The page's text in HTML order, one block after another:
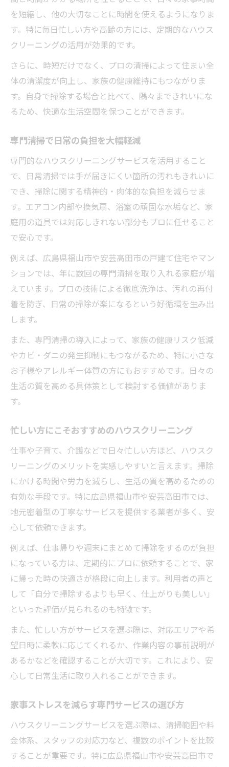
を短縮し、他の大切なことに時間を使えるようになりま
す。特に毎日忙しい方や高齢の方には、定期的なハウス
クリーニングの活用が効果的です。
さらに、時短だけでなく、プロの清掃によって住まい全
体の清潔度が向上し、家族の健康維持にもつながりま
す。自身で掃除する場合と比べて、隅々まできれいにな
るため、快適な生活空間を保つことができます。
専門清掃で日常の負担を大幅軽減
専門的なハウスクリーニングサービスを活用すること
で、日常清掃では手が届きにくい箇所の汚れもきれいに
でき、掃除に関する精神的・肉体的な負担を減らせま
す。エアコン内部や換気扇、浴室の頑固な水垢など、家
庭用の道具では対応しきれない部分もプロに任せること
で安心です。
例えば、広島県福山市や安芸高田市の戸建て住宅やマン
ションでは、年に数回の専門清掃を取り入れる家庭が増
えています。プロの技術による徹底洗浄は、汚れの再付
着を防ぎ、日常の掃除が楽になるという好循環を生み出
します。
また、専門清掃の導入によって、家族の健康リスク低減
やカビ・ダニの発生抑制にもつながるため、特に小さな
お子様やアレルギー体質の方にもおすすめです。日々の
生活の質を高める具体策として検討する価値がありま
す。
忙しい方にこそおすすめのハウスクリーニング
仕事や子育て、介護などで日々忙しい方ほど、ハウスク
リーニングのメリットを実感しやすいと言えます。掃除
にかける時間や労力を減らし、生活の質を高めるための
有効な手段です。特に広島県福山市や安芸高田市では、
地元密着型の丁寧なサービスを提供する業者が多く、安
心して依頼できます。
例えば、仕事帰りや週末にまとめて掃除をするのが負担
になっている方は、定期的にプロに依頼することで、家
に帰った時の快適さが格段に向上します。利用者の声と
して「自分で掃除するよりも早く、仕上がりも美しい」
といった評価が見られるのも特徴です。
また、忙しい方がサービスを選ぶ際は、対応エリアや希
望日時に柔軟に応じてくれるか、作業内容の事前説明が
あるかなどを確認することが大切です。これにより、安
心して日常生活に取り入れることができます。
家事ストレスを減らす専門サービスの選び方
ハウスクリーニングサービスを選ぶ際は、清掃範囲や料
金体系、スタッフの対応力など、複数のポイントを比較
することが重要です。特に広島県福山市や安芸高田市で